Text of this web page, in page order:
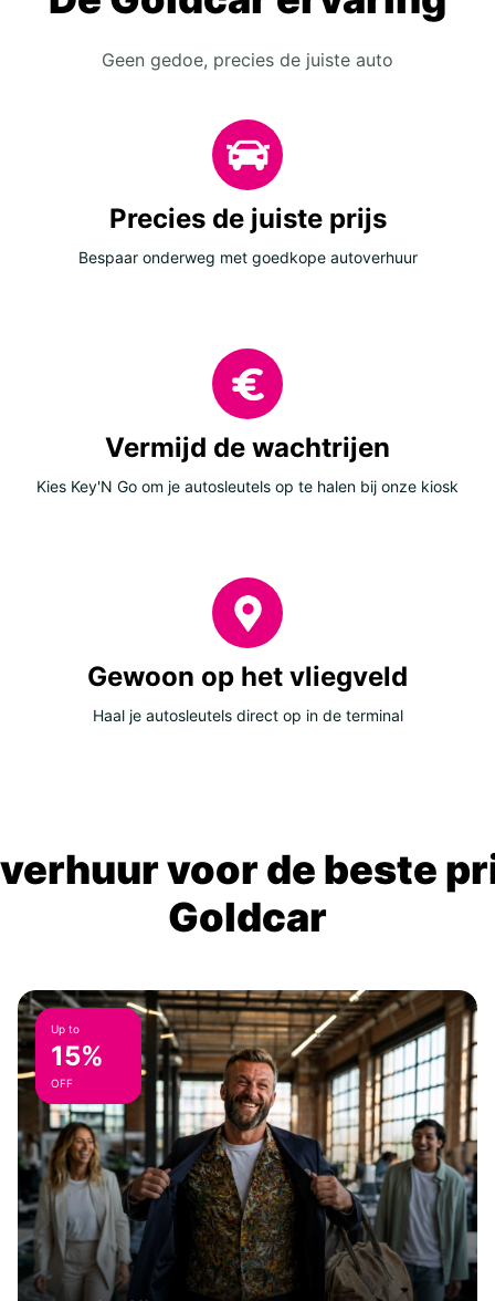
Geen gedoe, precies de juiste auto
Precies de juiste prijs
Bespaar onderweg met goedkope autoverhuur
Vermijd de wachtrijen
Kies Key'N Go om je autosleutels op te halen bij onze kiosk
Gewoon op het vliegveld
Haal je autosleutels direct op in de terminal
voor de beste
Goldcar
Up to
15%
OFF